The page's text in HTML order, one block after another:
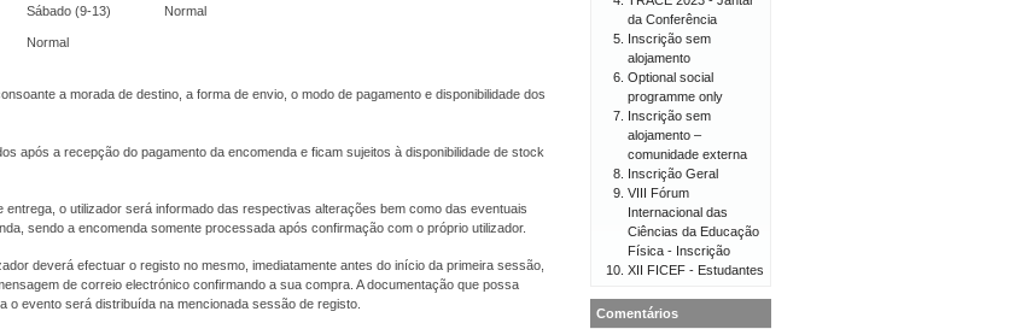
Sábado (9-13) Normal
Normal
a morada de destino, a forma de envio, o modo de pagamento e disponibilidade dos
após a recepção do pagamento da encomenda e ficam sujeitos à disponibilidade de stock
entrega, o utilizador será informado das respectivas alterações bem como das eventuais
sendo a encomenda somente processada após confirmação com o próprio utilizador.
deverá efectuar o registo no mesmo, imediatamente antes do início da primeira sessão,
de correio electrónico confirmando a sua compra. A documentação que possa
o evento será distribuída na mencionada sessão de registo.
da Conferência
Inscrição sem
alojamento
Optional social
programme only
Inscrição sem
alojamento –
comunidade externa
Inscrição Geral
VIII Fórum
Internacional das
Ciências da Educação
Física - Inscrição
XII FICEF - Estudantes
Comentários